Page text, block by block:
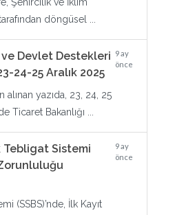
döngüsel ...
Devlet Destekleri
24-25 Aralık 2025
9 ay
önce
alınan yazıda, 23, 24, 25
Ticaret Bakanlığı ...
Sistemi
9 ay
önce
(SSBS)’nde, İlk Kayıt